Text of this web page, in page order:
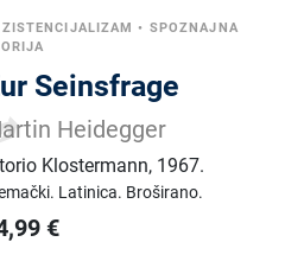
• SPOZNAJNA
Seinsfrage
Heidegger
Klostermann, 1967.
Latinica. Broširano.
€